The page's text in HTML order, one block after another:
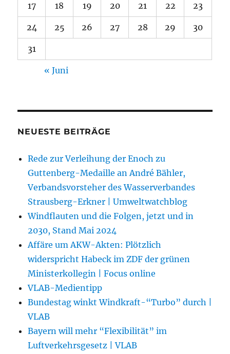
17 18 19 20 21 22 23
24 25 26 27 28 29 30
31
« Juni
NEUESTE BEITRÄGE
Rede zur Verleihung der Enoch zu
Guttenberg-Medaille an André Bähler,
Verbandsvorsteher des Wasserverbandes
Strausberg-Erkner | Umweltwatchblog
Windflauten und die Folgen, jetzt und in
2030, Stand Mai 2024
Affäre um AKW-Akten: Plötzlich
widerspricht Habeck im ZDF der grünen
Ministerkollegin | Focus online
VLAB-Medientipp
Bundestag winkt Windkraft-“Turbo” durch |
VLAB
Bayern will mehr “Flexibilität” im
Luftverkehrsgesetz | VLAB